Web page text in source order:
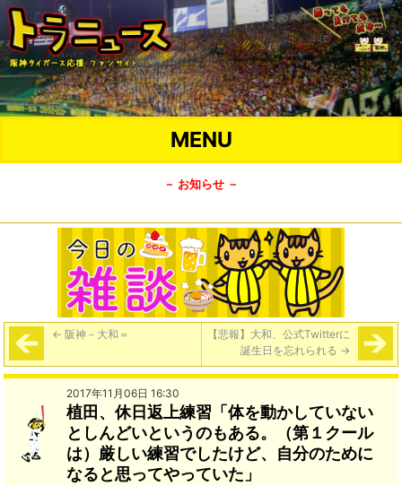
MENU
－ お知らせ －
← 阪神－大和＝
【悲報】大和、公式Twitterに
誕生日を忘れられる →
2017年11月06日 16:30
植田、休日返上練習「体を動かしていない
としんどいというのもある。（第１クール
は）厳しい練習でしたけど、自分のために
なると思ってやっていた」